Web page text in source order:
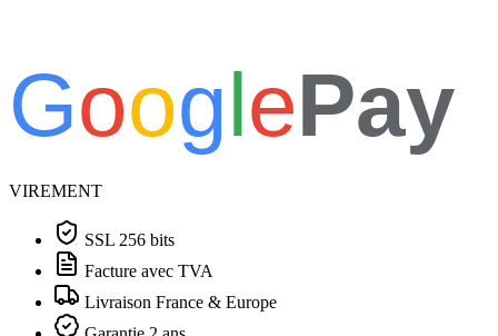
GooglePay
VIREMENT
SSL 256 bits
Facture avec TVA
Livraison France & Europe